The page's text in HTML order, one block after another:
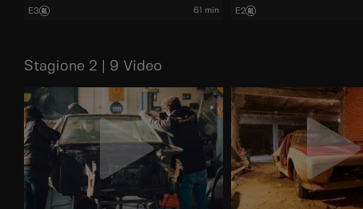
E3 61 min E2
Stagione 2 | 9 Video